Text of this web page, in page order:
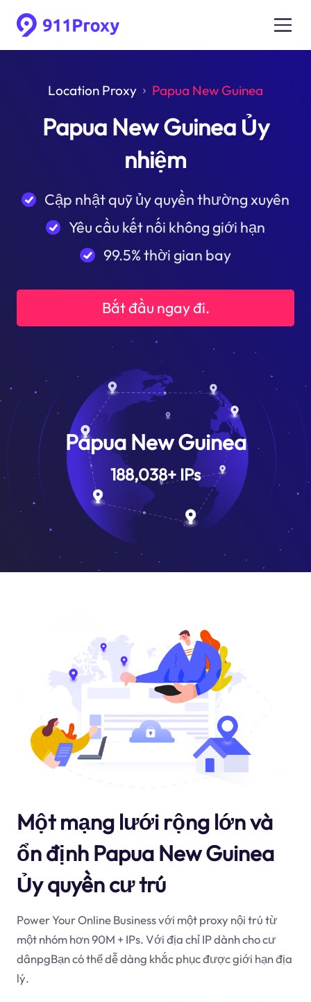
Location Proxy Papua New Guinea
Papua New Guinea Ủy
nhiệm
Cập nhật quỹ ủy quyền thường xuyên
Yêu cầu kết nối không giới hạn
99.5% thời gian bay
Bắt đầu ngay đi.
Papua New Guinea
188,038+ IPs
Một mạng lưới rộng lớn và
ổn định Papua New Guinea
Ủy quyền cư trú
Power Your Online Business với một proxy nội trú từ
một nhóm hơn 90M + IPs. Với địa chỉ IP dành cho cư
dânpgBạn có thể dễ dàng khắc phục được giới hạn địa
lý.